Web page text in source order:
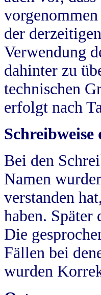
der
Verwendung
dahinter zu
technischen
erfolgt nach
Schreibweise
Bei den
Namen
verstanden
haben. Später
Die
Fällen bei
wurden